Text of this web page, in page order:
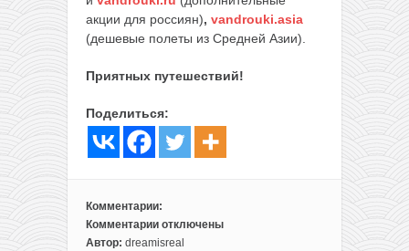
акции для россиян), vandrouki.asia
(дешевые полеты из Средней Азии).
Приятных путешествий!
Поделиться:
Комментарии:
Комментарии
к
отключены
Автор: dreamisreal